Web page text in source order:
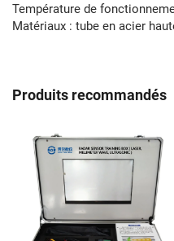
Température de
Matériaux : tube en acier
Produits recommandés